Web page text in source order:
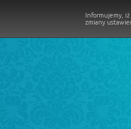
Informujemy, iż
zmiany